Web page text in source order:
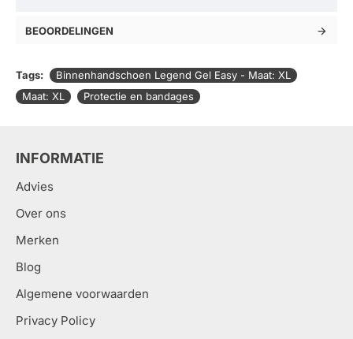
BEOORDELINGEN
Tags:
Binnenhandschoen Legend Gel Easy - Maat: XL
Maat: XL
Protectie en bandages
INFORMATIE
Advies
Over ons
Merken
Blog
Algemene voorwaarden
Privacy Policy